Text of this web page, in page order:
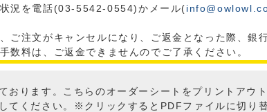
況を電話(03-5542-0554)かメール(
ご注文がキャンセルになり、ご返金となった際、銀
数料は、ご返金できませんのでご了承ください。
おります。こちらのオーダーシートをプリントアウ
てください。※クリックするとPDFファイルに切り替